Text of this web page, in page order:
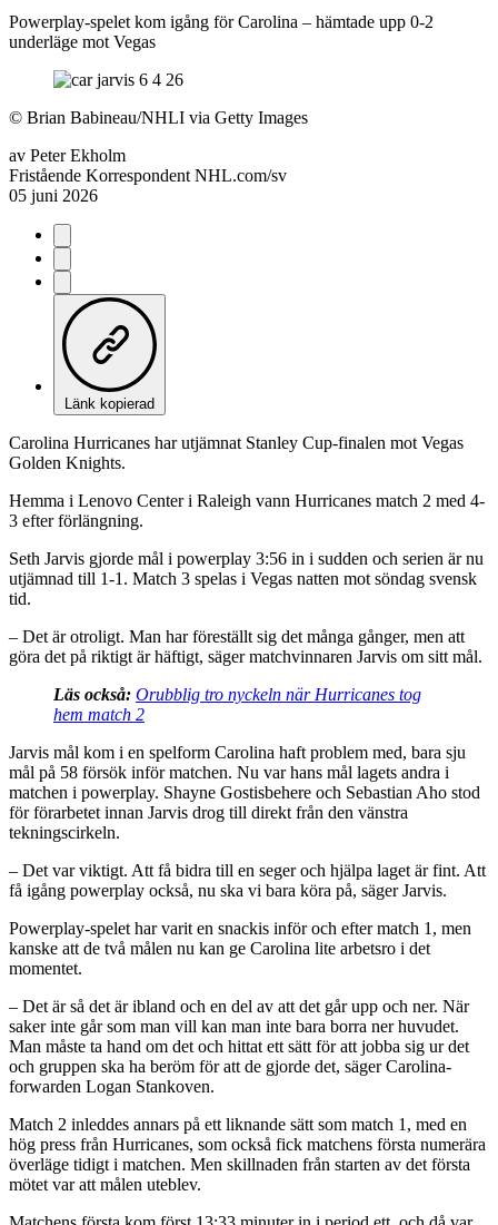
Powerplay-spelet kom igång för Carolina – hämtade upp 0-2
underläge mot Vegas
© Brian Babineau/NHLI via Getty Images
av Peter Ekholm
Fristående Korrespondent NHL.com/sv
05 juni 2026
Länk kopierad
Carolina Hurricanes har utjämnat Stanley Cup-finalen mot Vegas
Golden Knights.
Hemma i Lenovo Center i Raleigh vann Hurricanes match 2 med 4-
3 efter förlängning.
Seth Jarvis gjorde mål i powerplay 3:56 in i sudden och serien är nu
utjämnad till 1-1. Match 3 spelas i Vegas natten mot söndag svensk
tid.
– Det är otroligt. Man har föreställt sig det många gånger, men att
göra det på riktigt är häftigt, säger matchvinnaren Jarvis om sitt mål.
Läs också: Orubblig tro nyckeln när Hurricanes tog
hem match 2
Jarvis mål kom i en spelform Carolina haft problem med, bara sju
mål på 58 försök inför matchen. Nu var hans mål lagets andra i
matchen i powerplay. Shayne Gostisbehere och Sebastian Aho stod
för förarbetet innan Jarvis drog till direkt från den vänstra
tekningscirkeln.
– Det var viktigt. Att få bidra till en seger och hjälpa laget är fint. Att
få igång powerplay också, nu ska vi bara köra på, säger Jarvis.
Powerplay-spelet har varit en snackis inför och efter match 1, men
kanske att de två målen nu kan ge Carolina lite arbetsro i det
momentet.
– Det är så det är ibland och en del av att det går upp och ner. När
saker inte går som man vill kan man inte bara borra ner huvudet.
Man måste ta hand om det och hittat ett sätt för att jobba sig ur det
och gruppen ska ha beröm för att de gjorde det, säger Carolina-
forwarden Logan Stankoven.
Match 2 inleddes annars på ett liknande sätt som match 1, med en
hög press från Hurricanes, som också fick matchens första numerära
överläge tidigt i matchen. Men skillnaden från starten av det första
mötet var att målen uteblev.